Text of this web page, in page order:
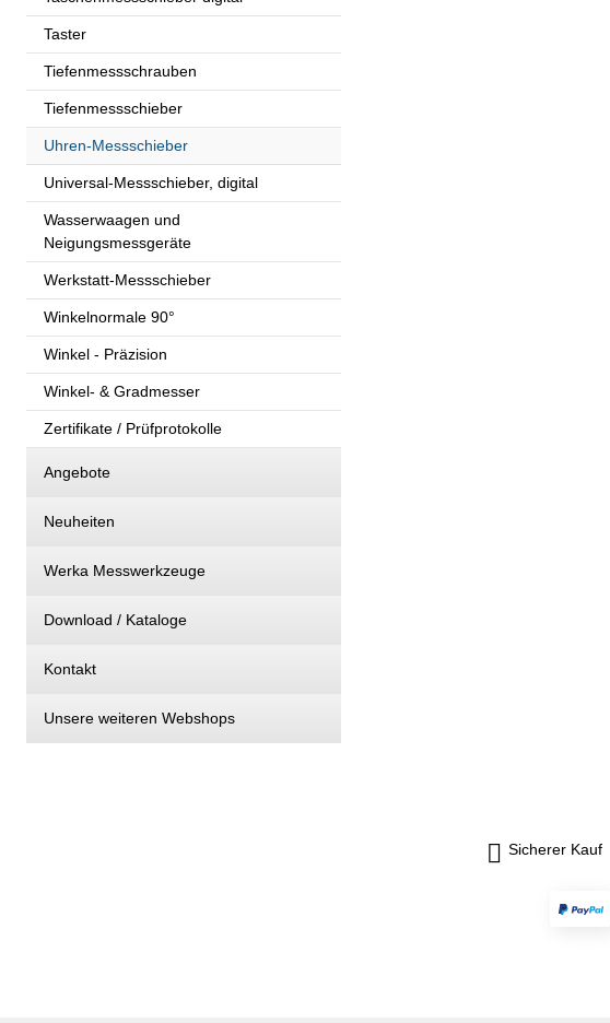
Taster
Tiefenmessschrauben
Tiefenmessschieber
Uhren-Messschieber
Universal-Messschieber, digital
Wasserwaagen und
Neigungsmessgeräte
Werkstatt-Messschieber
Winkelnormale 90°
Winkel - Präzision
Winkel- & Gradmesser
Zertifikate / Prüfprotokolle
Angebote
Neuheiten
Werka Messwerkzeuge
Download / Kataloge
Kontakt
Unsere weiteren Webshops
Sicherer Kauf